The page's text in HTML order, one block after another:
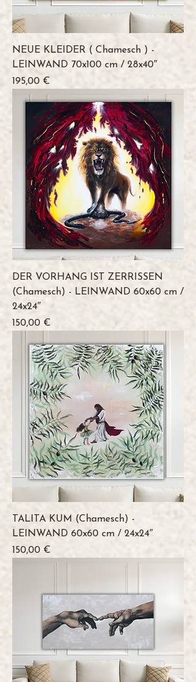
NEUE KLEIDER ( Chamesch ) -
LEINWAND 70x100 cm / 28x40″
Preis
195,00 €
DER VORHANG IST ZERRISSEN
(Chamesch) - LEINWAND 60x60 cm /
24x24″
Preis
150,00 €
TALITA KUM (Chamesch) -
LEINWAND 60x60 cm / 24x24″
Preis
150,00 €